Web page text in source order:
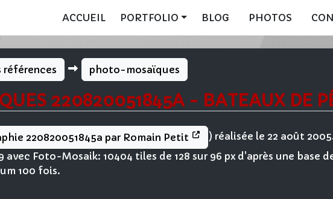
ACCUEIL PORTFOLIO BLOG PHOTOS
références photo-mosaïques
220820051845A - BATEAUX DE
220820051845a par Romain Petit
) réalisée le 22 août
Foto-Mosaik: 10404 tiles de 128 sur 96 px d'après une base
100 fois.